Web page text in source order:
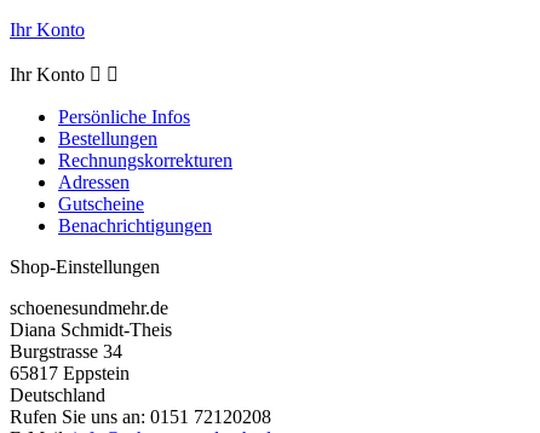
Ihr Konto
Ihr Konto  
Persönliche Infos
Bestellungen
Rechnungskorrekturen
Adressen
Gutscheine
Benachrichtigungen
Shop-Einstellungen
schoenesundmehr.de
Diana Schmidt-Theis
Burgstrasse 34
65817 Eppstein
Deutschland
Rufen Sie uns an: 0151 72120208